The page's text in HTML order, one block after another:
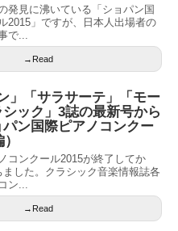
発見に沸いている「ショパン国
2015」ですが、日本人出場者の
で...
→Read
」「サラサーテ」「モー
ック」3誌の最新号から
ン国際ピアノコンクー
コンクール2015が終了してか
ました。クラシック音楽情報誌各
ン...
→Read